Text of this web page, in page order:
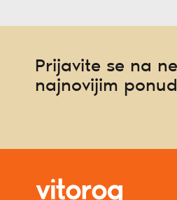
Prijavite se na
najnovijim